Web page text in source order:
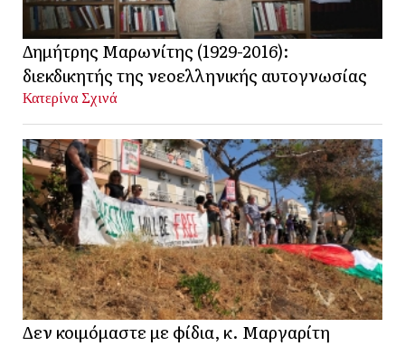
Δημήτρης Μαρωνίτης (1929-2016):
διεκδικητής της νεοελληνικής αυτογνωσίας
Κατερίνα Σχινά
Δεν κοιμόμαστε με φίδια, κ. Μαργαρίτη